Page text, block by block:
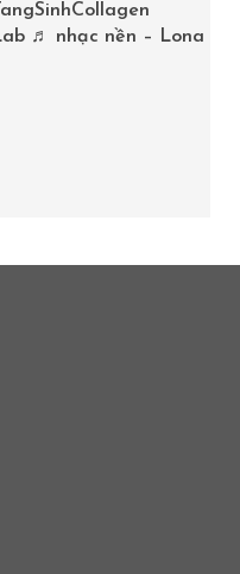
♬ nhạc nền – Lona